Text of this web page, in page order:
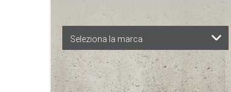
Seleziona la marca